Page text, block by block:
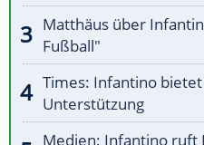
Matthäus über
Fußball"
Times: Infantino
Unterstützung
Medien: Infantino ruft